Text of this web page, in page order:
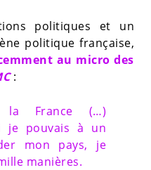
politiques et un
politique française,
au micro des
:
la France (…)
je pouvais à un
mon pays, je
manières.